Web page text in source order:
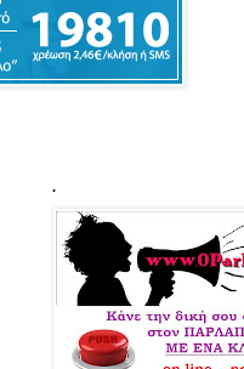
.